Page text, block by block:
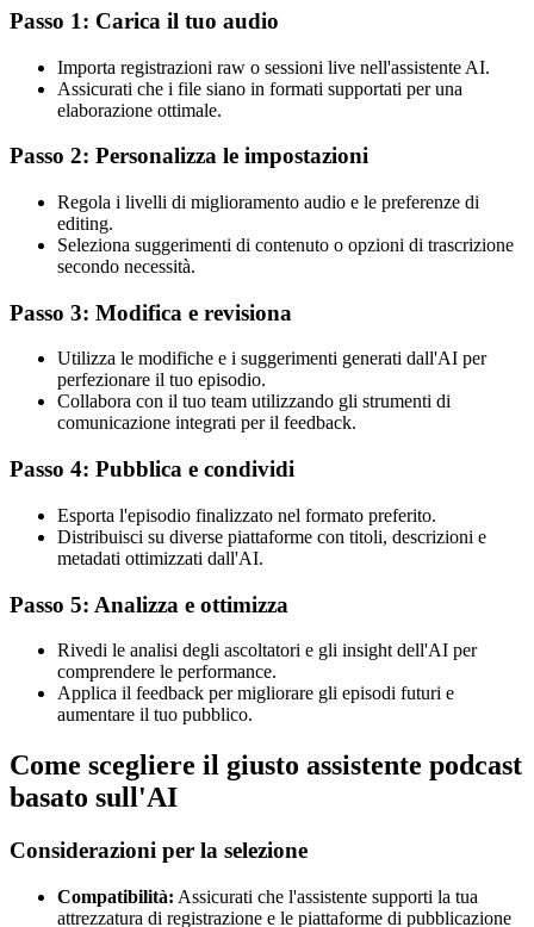
Passo 1: Carica il tuo audio
Importa registrazioni raw o sessioni live nell'assistente AI.
Assicurati che i file siano in formati supportati per una
elaborazione ottimale.
Passo 2: Personalizza le impostazioni
Regola i livelli di miglioramento audio e le preferenze di
editing.
Seleziona suggerimenti di contenuto o opzioni di trascrizione
secondo necessità.
Passo 3: Modifica e revisiona
Utilizza le modifiche e i suggerimenti generati dall'AI per
perfezionare il tuo episodio.
Collabora con il tuo team utilizzando gli strumenti di
comunicazione integrati per il feedback.
Passo 4: Pubblica e condividi
Esporta l'episodio finalizzato nel formato preferito.
Distribuisci su diverse piattaforme con titoli, descrizioni e
metadati ottimizzati dall'AI.
Passo 5: Analizza e ottimizza
Rivedi le analisi degli ascoltatori e gli insight dell'AI per
comprendere le performance.
Applica il feedback per migliorare gli episodi futuri e
aumentare il tuo pubblico.
Come scegliere il giusto assistente podcast
basato sull'AI
Considerazioni per la selezione
Compatibilità: Assicurati che l'assistente supporti la tua
attrezzatura di registrazione e le piattaforme di pubblicazione